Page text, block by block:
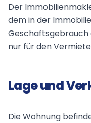
Der
dem in der
Geschäftsgebrauch
nur für den
Lage und
Die Wohnung